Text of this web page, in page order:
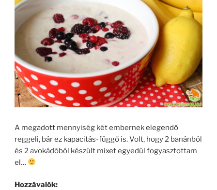
A megadott mennyiség két embernek elegendő
reggeli, bár ez kapacitás-függő is. Volt, hogy 2 banánból
és 2 avokádóból készült mixet egyedül fogyasztottam
el…
Hozzávalók: